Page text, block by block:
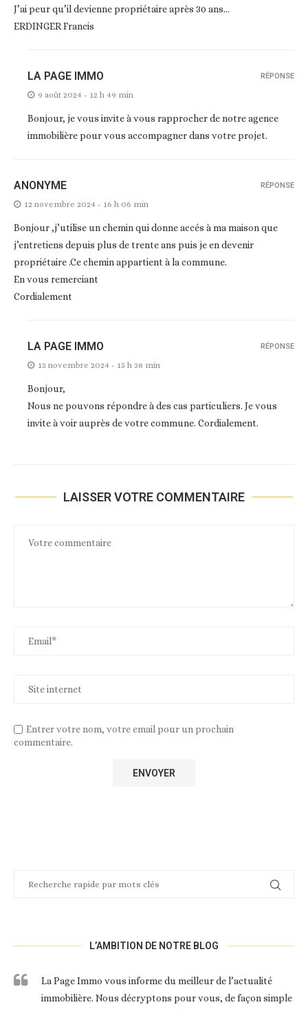
J’ai peur qu’il devienne propriétaire après 30 ans…
ERDINGER Francis
LA PAGE IMMO
9 août 2024 - 12 h 49 min
Bonjour, je vous invite à vous rapprocher de notre agence
immobilière pour vous accompagner dans votre projet.
RÉPONSE
ANONYME
12 novembre 2024 - 16 h 06 min
Bonjour ,j’utilise un chemin qui donne accés à ma maison que
j’entretiens depuis plus de trente ans puis je en devenir
propriétaire .Ce chemin appartient à la commune.
En vous remerciant
Cordialement
RÉPONSE
LA PAGE IMMO
13 novembre 2024 - 15 h 38 min
Bonjour,
Nous ne pouvons répondre à des cas particuliers. Je vous
invite à voir auprès de votre commune. Cordialement.
RÉPONSE
LAISSER VOTRE COMMENTAIRE
Entrer votre nom, votre email pour un prochain
commentaire.
L’AMBITION DE NOTRE BLOG
La Page Immo vous informe du meilleur de l’actualité
immobilière. Nous décryptons pour vous, de façon simple